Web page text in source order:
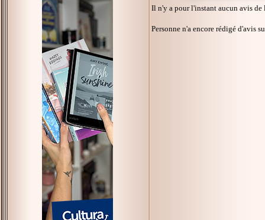
Il n'y a pour l'instant aucun avis
Personne n'a encore rédigé d'avis